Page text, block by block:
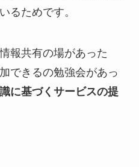
るためです。
報共有の場があった
できるの勉強会があっ
に基づくサービスの提